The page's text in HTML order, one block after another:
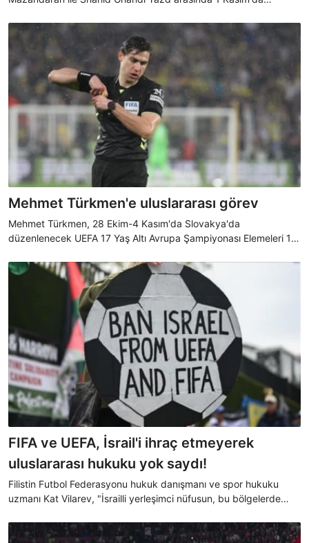
kızların katılımını öğrenmekten büyük memnuniyet duydum"
Mehmet Türkmen'e uluslararası görev
Mehmet Türkmen, 28 Ekim-4 Kasım'da Slovakya'da
düzenlenecek UEFA 17 Yaş Altı Avrupa Şampiyonası Elemeleri 10.
FIFA ve UEFA, İsrail'i ihraç etmeyerek
uluslararası hukuku yok saydı!
Filistin Futbol Federasyonu hukuk danışmanı ve spor hukuku
uzmanı Kat Vilarev, "İsrailli yerleşimci nüfusun, bu bölgelerde
savaş suçudur" açıklamasını yaptı.